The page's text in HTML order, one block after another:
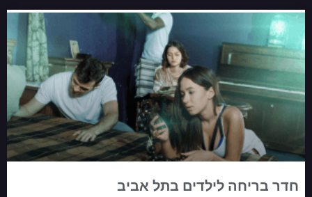
חדר בריחה לילדים בתל אביב